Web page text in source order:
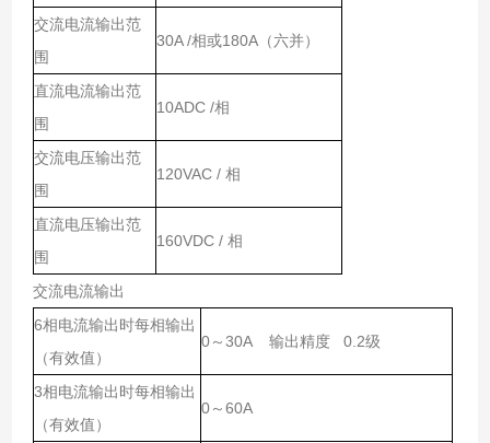
交流电流输出范
围
30A /相或180A（六并）
直流电流输出范
围
10ADC /相
交流电压输出范
围
120VAC / 相
直流电压输出范
围
160VDC / 相
交流电流输出
6相电流输出时每相输出
（有效值）
0～30A 输出精度 0.2级
3相电流输出时每相输出
（有效值）
0～60A